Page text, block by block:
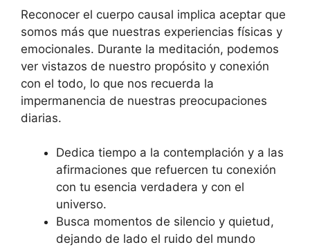
Reconocer el cuerpo causal implica aceptar que
somos más que nuestras experiencias físicas y
emocionales. Durante la meditación, podemos
ver vistazos de nuestro propósito y conexión
con el todo, lo que nos recuerda la
impermanencia de nuestras preocupaciones
diarias.
Dedica tiempo a la contemplación y a las
afirmaciones que refuercen tu conexión
con tu esencia verdadera y con el
universo.
Busca momentos de silencio y quietud,
dejando de lado el ruido del mundo